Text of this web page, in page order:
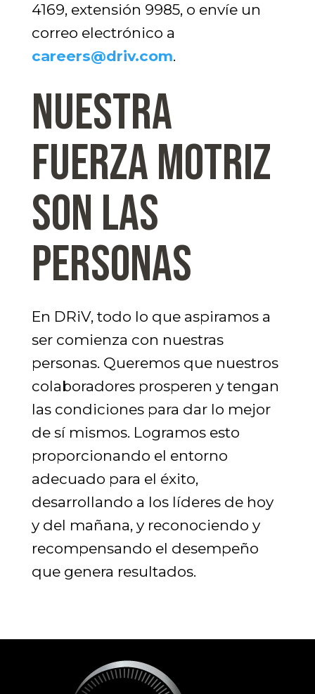
4169, extensión 9985, o envíe un
correo electrónico a
careers@driv.com.
NUESTRA
FUERZA MOTRIZ
SON LAS
PERSONAS
En DRiV, todo lo que aspiramos a
ser comienza con nuestras
personas. Queremos que nuestros
colaboradores prosperen y tengan
las condiciones para dar lo mejor
de sí mismos. Logramos esto
proporcionando el entorno
adecuado para el éxito,
desarrollando a los líderes de hoy
y del mañana, y reconociendo y
recompensando el desempeño
que genera resultados.